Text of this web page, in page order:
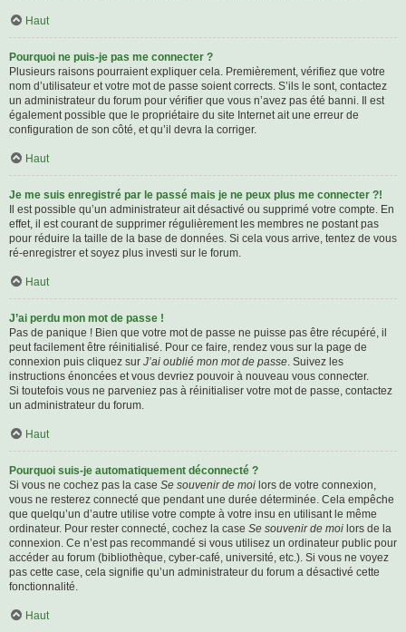
Haut
Pourquoi ne puis-je pas me connecter ?
Plusieurs raisons pourraient expliquer cela. Premièrement, vérifiez que votre
nom d’utilisateur et votre mot de passe soient corrects. S’ils le sont, contactez
un administrateur du forum pour vérifier que vous n’avez pas été banni. Il est
également possible que le propriétaire du site Internet ait une erreur de
configuration de son côté, et qu’il devra la corriger.
Haut
Je me suis enregistré par le passé mais je ne peux plus me connecter ?!
Il est possible qu’un administrateur ait désactivé ou supprimé votre compte. En
effet, il est courant de supprimer régulièrement les membres ne postant pas
pour réduire la taille de la base de données. Si cela vous arrive, tentez de vous
ré-enregistrer et soyez plus investi sur le forum.
Haut
J’ai perdu mon mot de passe !
Pas de panique ! Bien que votre mot de passe ne puisse pas être récupéré, il
peut facilement être réinitialisé. Pour ce faire, rendez vous sur la page de
connexion puis cliquez sur J’ai oublié mon mot de passe. Suivez les
instructions énoncées et vous devriez pouvoir à nouveau vous connecter.
Si toutefois vous ne parveniez pas à réinitialiser votre mot de passe, contactez
un administrateur du forum.
Haut
Pourquoi suis-je automatiquement déconnecté ?
Si vous ne cochez pas la case Se souvenir de moi lors de votre connexion,
vous ne resterez connecté que pendant une durée déterminée. Cela empêche
que quelqu’un d’autre utilise votre compte à votre insu en utilisant le même
ordinateur. Pour rester connecté, cochez la case Se souvenir de moi lors de la
connexion. Ce n’est pas recommandé si vous utilisez un ordinateur public pour
accéder au forum (bibliothèque, cyber-café, université, etc.). Si vous ne voyez
pas cette case, cela signifie qu’un administrateur du forum a désactivé cette
fonctionnalité.
Haut